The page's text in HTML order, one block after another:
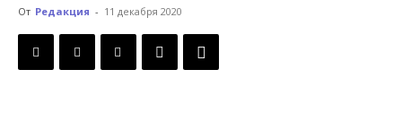
Кыргызстана
От Редакция - 11 декабря 2020